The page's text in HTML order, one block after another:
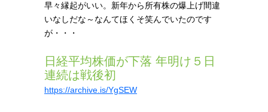
早々縁起がいい。新年から所有株の爆上げ間違
いなしだな～なんてほくそ笑んでいたのです
が・・・
日経平均株価が下落 年明け５日
連続は戦後初
https://archive.is/YgSEW